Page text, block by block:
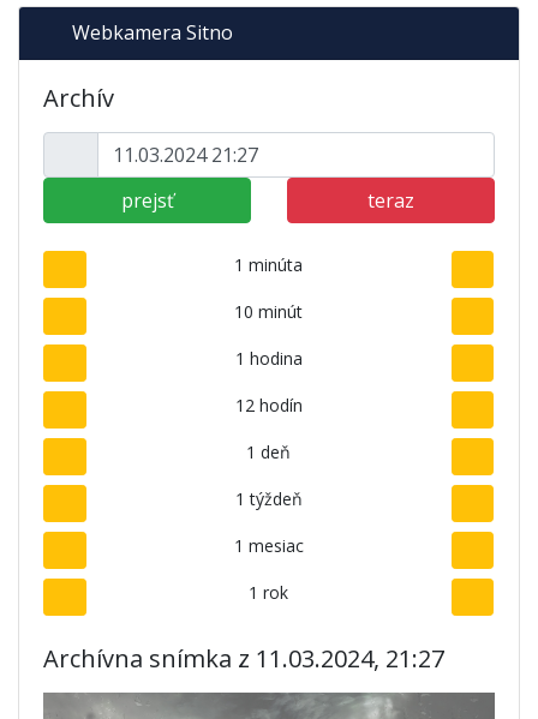
Webkamera Sitno
Archív
prejsť teraz
1 minúta
10 minút
1 hodina
12 hodín
1 deň
1 týždeň
1 mesiac
1 rok
Archívna snímka z 11.03.2024, 21:27